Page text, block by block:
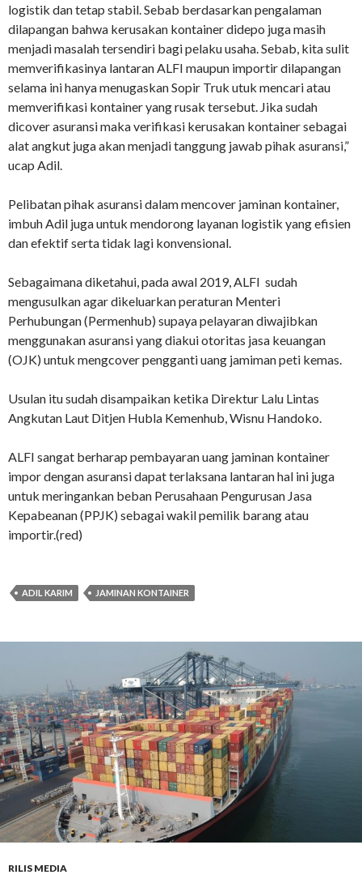
logistik dan tetap stabil. Sebab berdasarkan pengalaman
dilapangan bahwa kerusakan kontainer didepo juga masih
menjadi masalah tersendiri bagi pelaku usaha. Sebab, kita sulit
memverifikasinya lantaran ALFI maupun importir dilapangan
selama ini hanya menugaskan Sopir Truk utuk mencari atau
memverifikasi kontainer yang rusak tersebut. Jika sudah
dicover asuransi maka verifikasi kerusakan kontainer sebagai
alat angkut juga akan menjadi tanggung jawab pihak asuransi,”
ucap Adil.
Pelibatan pihak asuransi dalam mencover jaminan kontainer,
imbuh Adil juga untuk mendorong layanan logistik yang efisien
dan efektif serta tidak lagi konvensional.
Sebagaimana diketahui, pada awal 2019, ALFI sudah
mengusulkan agar dikeluarkan peraturan Menteri
Perhubungan (Permenhub) supaya pelayaran diwajibkan
menggunakan asuransi yang diakui otoritas jasa keuangan
(OJK) untuk mengcover pengganti uang jamiman peti kemas.
Usulan itu sudah disampaikan ketika Direktur Lalu Lintas
Angkutan Laut Ditjen Hubla Kemenhub, Wisnu Handoko.
ALFI sangat berharap pembayaran uang jaminan kontainer
impor dengan asuransi dapat terlaksana lantaran hal ini juga
untuk meringankan beban Perusahaan Pengurusan Jasa
Kepabeanan (PPJK) sebagai wakil pemilik barang atau
importir.(red)
ADIL KARIM JAMINAN KONTAINER
RILIS MEDIA